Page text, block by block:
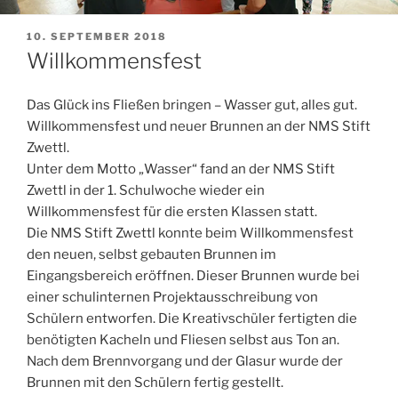
VERÖFFENTLICHT
AM
10. SEPTEMBER 2018
Willkommensfest
Das Glück ins Fließen bringen – Wasser gut, alles gut.
Willkommensfest und neuer Brunnen an der NMS Stift
Zwettl.
Unter dem Motto „Wasser“ fand an der NMS Stift
Zwettl in der 1. Schulwoche wieder ein
Willkommensfest für die ersten Klassen statt.
Die NMS Stift Zwettl konnte beim Willkommensfest
den neuen, selbst gebauten Brunnen im
Eingangsbereich eröffnen. Dieser Brunnen wurde bei
einer schulinternen Projektausschreibung von
Schülern entworfen. Die Kreativschüler fertigten die
benötigten Kacheln und Fliesen selbst aus Ton an.
Nach dem Brennvorgang und der Glasur wurde der
Brunnen mit den Schülern fertig gestellt.